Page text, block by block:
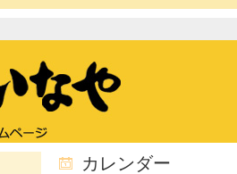
カレンダー